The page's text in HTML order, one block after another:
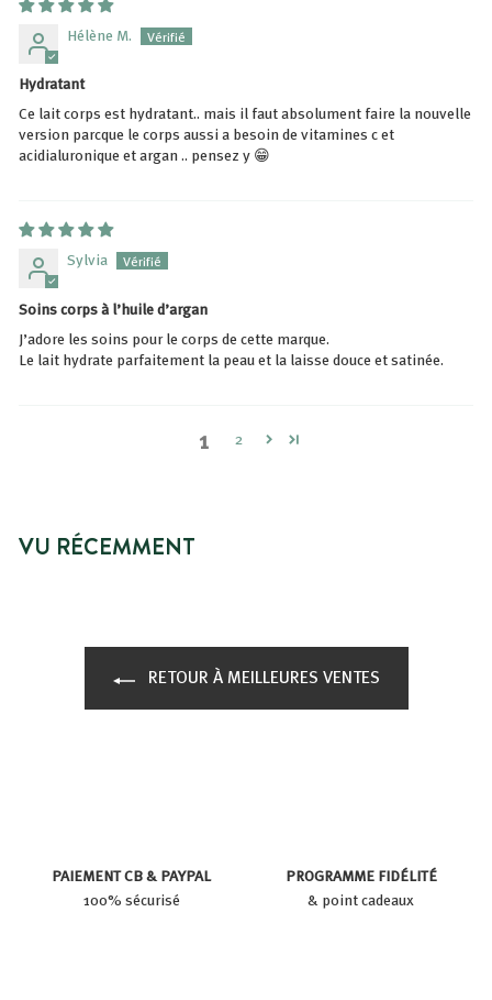
Hélène M.
Hydratant
Ce lait corps est hydratant.. mais il faut absolument faire la nouvelle
version parcque le corps aussi a besoin de vitamines c et
acidialuronique et argan .. pensez y 😁
Sylvia
Soins corps à l’huile d’argan
J’adore les soins pour le corps de cette marque.
Le lait hydrate parfaitement la peau et la laisse douce et satinée.
1 2
VU RÉCEMMENT
RETOUR À MEILLEURES VENTES
PAIEMENT CB & PAYPAL
100% sécurisé
PROGRAMME FIDÉLITÉ
& point cadeaux